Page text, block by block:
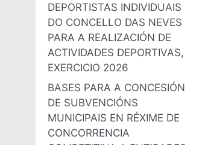
DEPORTISTAS INDIVIDUAIS
DO CONCELLO DAS NEVES
PARA A REALIZACIÓN DE
ACTIVIDADES DEPORTIVAS,
EXERCICIO 2026
BASES PARA A CONCESIÓN
DE SUBVENCIÓNS
MUNICIPAIS EN RÉXIME DE
CONCORRENCIA